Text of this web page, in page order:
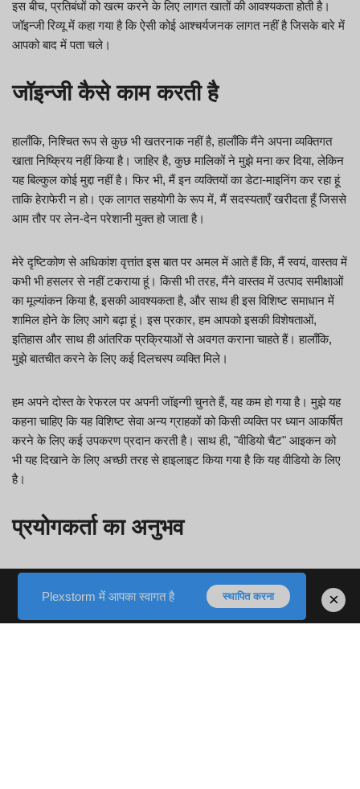
Plexstorm में आपका स्वागत है स्थापित करना ×
इस बीच, प्रतिबंधों को खत्म करने के लिए लागत खातों की आवश्यकता होती है।
जॉइन्जी रिव्यू में कहा गया है कि ऐसी कोई आश्चर्यजनक लागत नहीं है जिसके बारे में
आपको बाद में पता चले।
जॉइन्जी कैसे काम करती है
हालाँकि, निश्चित रूप से कुछ भी खतरनाक नहीं है, हालाँकि मैंने अपना व्यक्तिगत
खाता निष्क्रिय नहीं किया है। जाहिर है, कुछ मालिकों ने मुझे मना कर दिया, लेकिन
यह बिल्कुल कोई मुद्दा नहीं है। फिर भी, मैं इन व्यक्तियों का डेटा-माइनिंग कर रहा हूं
ताकि हेराफेरी न हो। एक लागत सहयोगी के रूप में, मैं सदस्यताएँ खरीदता हूँ जिससे
आम तौर पर लेन-देन परेशानी मुक्त हो जाता है।
मेरे दृष्टिकोण से अधिकांश वृत्तांत इस बात पर अमल में आते हैं कि, मैं स्वयं, वास्तव में
कभी भी हसलर से नहीं टकराया हूं। किसी भी तरह, मैंने वास्तव में उत्पाद समीक्षाओं
का मूल्यांकन किया है, इसकी आवश्यकता है, और साथ ही इस विशिष्ट समाधान में
शामिल होने के लिए आगे बढ़ा हूं। इस प्रकार, हम आपको इसकी विशेषताओं,
इतिहास और साथ ही आंतरिक प्रक्रियाओं से अवगत कराना चाहते हैं। हालाँकि,
मुझे बातचीत करने के लिए कई दिलचस्प व्यक्ति मिले।
हम अपने दोस्त के रेफरल पर अपनी जॉइन्गी चुनते हैं, यह कम हो गया है। मुझे यह
कहना चाहिए कि यह विशिष्ट सेवा अन्य ग्राहकों को किसी व्यक्ति पर ध्यान आकर्षित
करने के लिए कई उपकरण प्रदान करती है। साथ ही, "वीडियो चैट" आइकन को
भी यह दिखाने के लिए अच्छी तरह से हाइलाइट किया गया है कि यह वीडियो के लिए
है।
प्रयोगकर्ता का अनुभव
मैं हमारे सभी आगे के प्रयासों को लेकर बहुत उत्साहित हूं। फिलहाल आप चैट करें
कि कौन सा विकल्प चुनना बेहद आसान है। यदि आप वर्तमान में करीबी दोस्तों को
नहीं पढ़ सकते हैं तो यह एक जंगली क्रेडिट इतिहास की तरह है। पंजीकरण करने